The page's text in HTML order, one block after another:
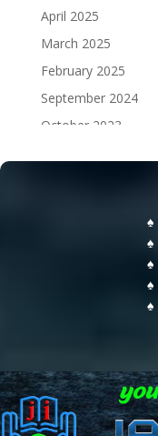
April 2025
March 2025
February 2025
September 2024
October 2023
♠
♠
♠
♠
♠